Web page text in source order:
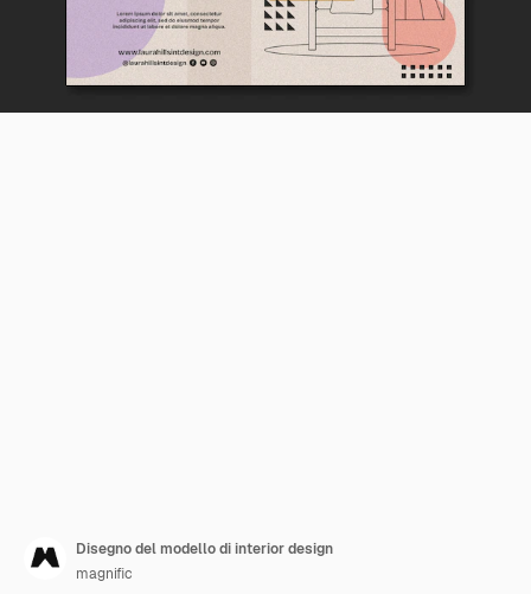
Disegno del modello di interior design
magnific